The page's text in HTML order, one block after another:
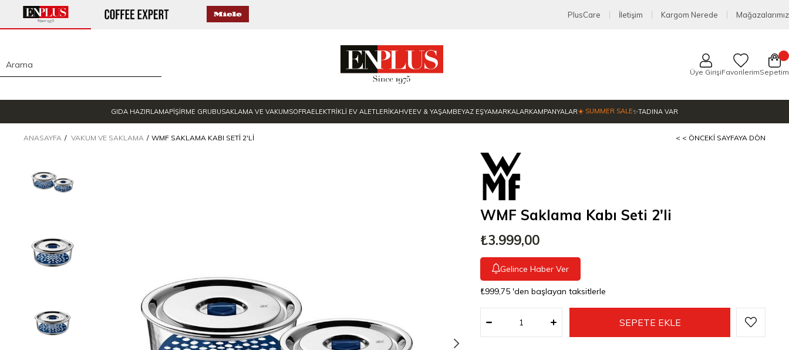
PlusCare İletişim Kargom Nerede Mağazalarımız
Üye GirişiFavorilerimSepetim
GIDA HAZIRLAMAPİŞİRME GRUBUSAKLAMA VE VAKUMSOFRAELEKTRİKLİ EV ALETLERİKAHVEEV & YAŞAMBEYAZ EŞYAMARKALARKAMPANYALAR☀️ SUMMER SALE✨TADINA VAR
ANASAYFA VAKUM VE SAKLAMA WMF SAKLAMA KABI SETI 2'LI < < ÖNCEKI SAYFAYA DÖN
WMF Saklama Kabı Seti 2'li
₺3.999,00
Gelince Haber Ver
₺999,75 'den başlayan taksitlerle